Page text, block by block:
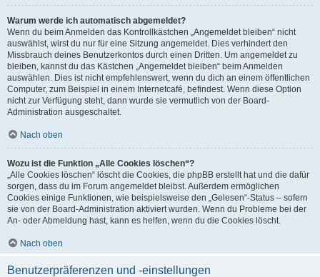
Warum werde ich automatisch abgemeldet?
Wenn du beim Anmelden das Kontrollkästchen „Angemeldet bleiben“ nicht
auswählst, wirst du nur für eine Sitzung angemeldet. Dies verhindert den
Missbrauch deines Benutzerkontos durch einen Dritten. Um angemeldet zu
bleiben, kannst du das Kästchen „Angemeldet bleiben“ beim Anmelden
auswählen. Dies ist nicht empfehlenswert, wenn du dich an einem öffentlichen
Computer, zum Beispiel in einem Internetcafé, befindest. Wenn diese Option
nicht zur Verfügung steht, dann wurde sie vermutlich von der Board-
Administration ausgeschaltet.
Nach oben
Wozu ist die Funktion „Alle Cookies löschen“?
„Alle Cookies löschen“ löscht die Cookies, die phpBB erstellt hat und die dafür
sorgen, dass du im Forum angemeldet bleibst. Außerdem ermöglichen
Cookies einige Funktionen, wie beispielsweise den „Gelesen“-Status – sofern
sie von der Board-Administration aktiviert wurden. Wenn du Probleme bei der
An- oder Abmeldung hast, kann es helfen, wenn du die Cookies löscht.
Nach oben
Benutzerpräferenzen und -einstellungen